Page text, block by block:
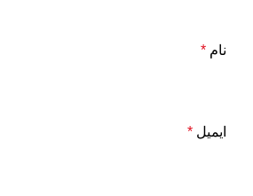
نام *
ایمیل *